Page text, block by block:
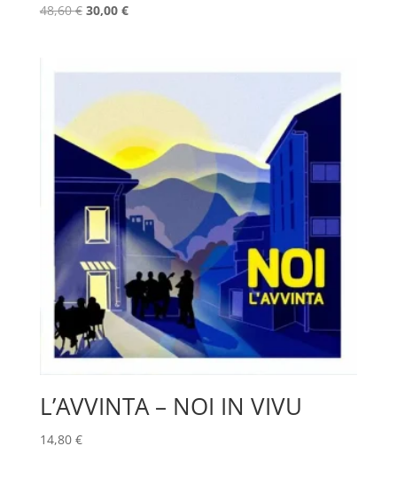
48,60€ Le
était :
48,60 €.
30,00 €Le
est :
30,00 €.
L’AVVINTA – NOI IN VIVU
14,80 €